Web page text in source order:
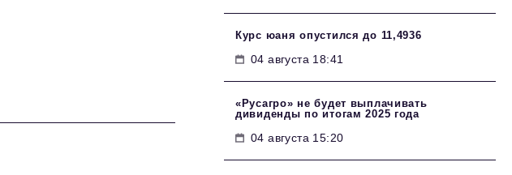
Курс юаня опустился до 11,4936
04 августа 18:41
«Русагро» не будет выплачивать
дивиденды по итогам 2025 года
04 августа 15:20